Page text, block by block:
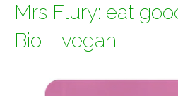
Mrs Flury: eat
Bio – vegan